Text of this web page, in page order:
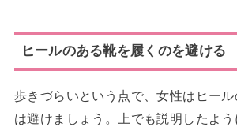
ヒールのある靴を履くのを避ける
歩きづらいという点で、女性はヒー
は避けましょう。上でも説明したよ